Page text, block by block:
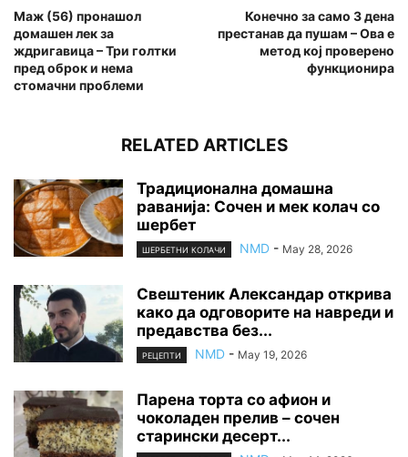
Маж (56) пронашол
домашен лек за
ждригавица – Три голтки
пред оброк и нема
стомачни проблеми
Конечно за само 3 дена
престанав да пушам – Ова е
метод кој проверено
функционира
RELATED ARTICLES
Традиционална домашна
раванија: Сочен и мек колач со
шербет
ШЕРБЕТНИ КОЛАЧИ NMD - May 28, 2026
Свештеник Александар открива
како да одговорите на навреди и
предавства без...
РЕЦЕПТИ NMD - May 19, 2026
Парена торта со афион и
чоколаден прелив – сочен
старински десерт...